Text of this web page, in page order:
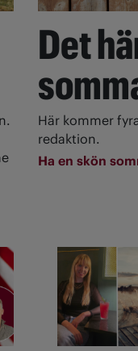
Det
Här kommer
redaktion.
Ha en skön